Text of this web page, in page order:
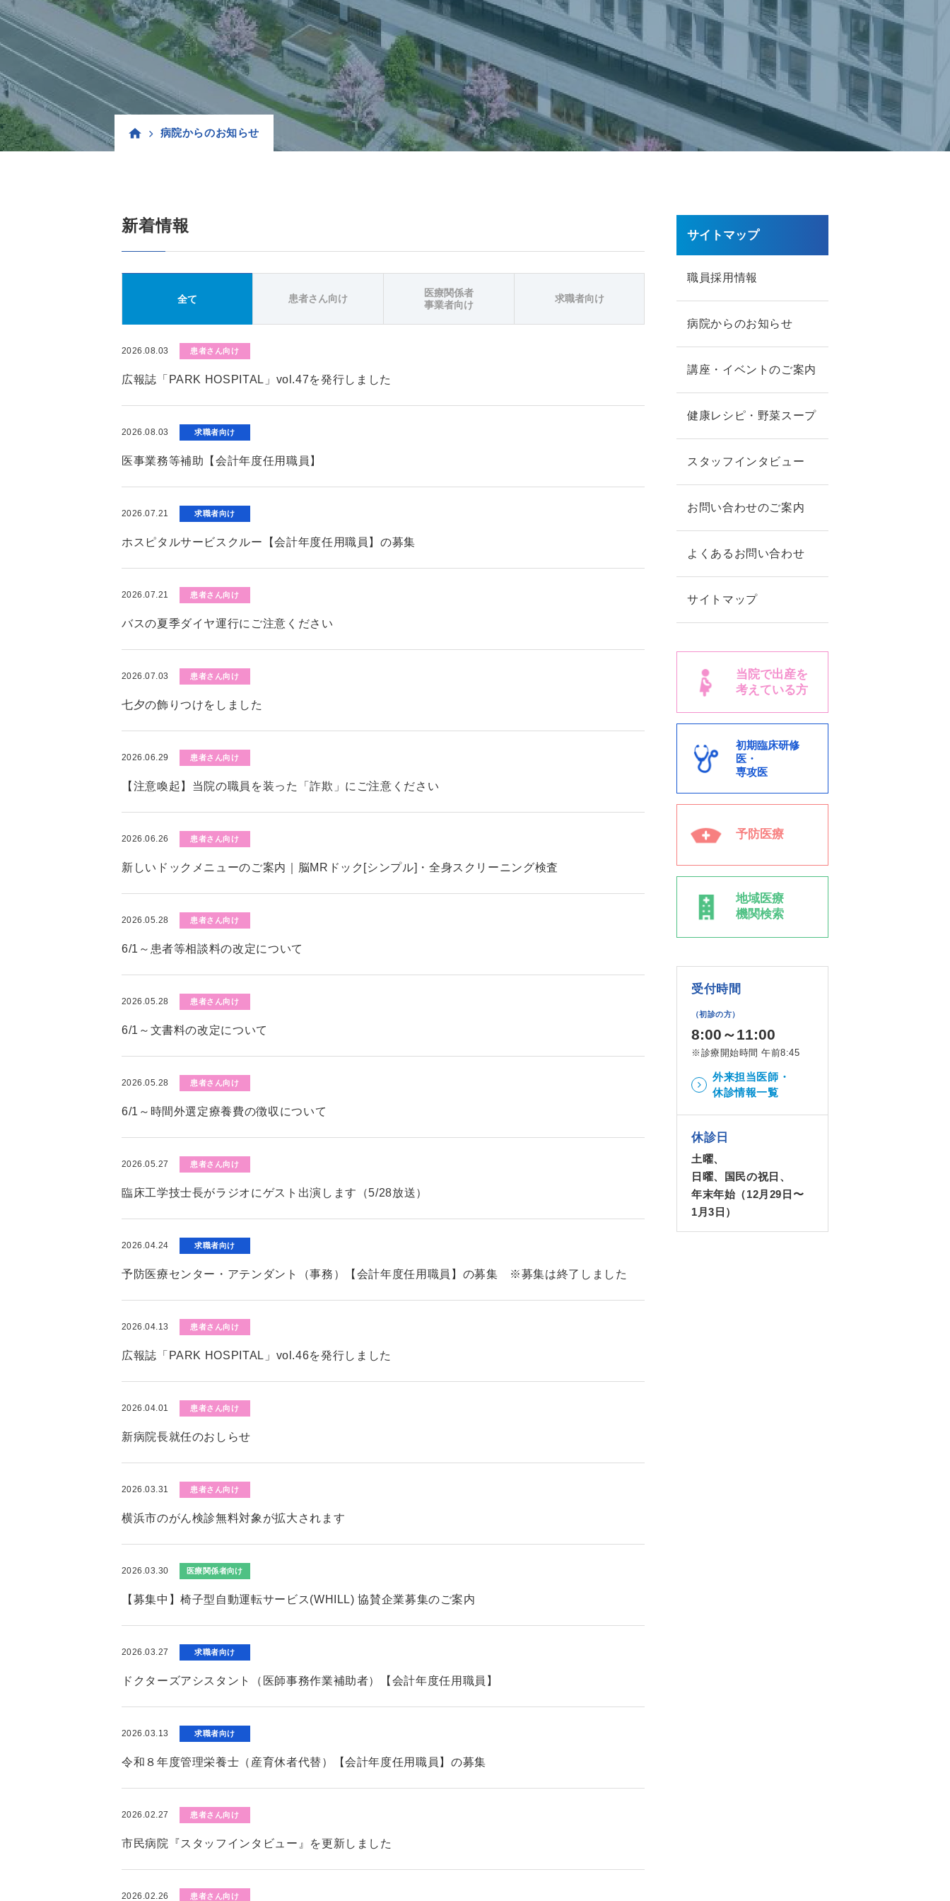
病院からのお知らせ
新着情報
全て 患者さん向け
医療関係者
事業者向け
求職者向け
2026.08.03 患者さん向け
広報誌「PARK HOSPITAL」vol.47を発行しました
2026.08.03 求職者向け
医事業務等補助【会計年度任用職員】
2026.07.21 求職者向け
ホスピタルサービスクルー【会計年度任用職員】の募集
2026.07.21 患者さん向け
バスの夏季ダイヤ運行にご注意ください
2026.07.03 患者さん向け
七夕の飾りつけをしました
2026.06.29 患者さん向け
【注意喚起】当院の職員を装った「詐欺」にご注意ください
2026.06.26 患者さん向け
新しいドックメニューのご案内｜脳MRドック[シンプル]・全身スクリーニング検査
2026.05.28 患者さん向け
6/1～患者等相談料の改定について
2026.05.28 患者さん向け
6/1～文書料の改定について
2026.05.28 患者さん向け
6/1～時間外選定療養費の徴収について
2026.05.27 患者さん向け
臨床工学技士長がラジオにゲスト出演します（5/28放送）
2026.04.24 求職者向け
予防医療センター・アテンダント（事務）【会計年度任用職員】の募集 ※募集は終了しました
2026.04.13 患者さん向け
広報誌「PARK HOSPITAL」vol.46を発行しました
2026.04.01 患者さん向け
新病院長就任のおしらせ
2026.03.31 患者さん向け
横浜市のがん検診無料対象が拡大されます
2026.03.30 医療関係者向け
【募集中】椅子型自動運転サービス(WHILL) 協賛企業募集のご案内
2026.03.27 求職者向け
ドクターズアシスタント（医師事務作業補助者）【会計年度任用職員】
2026.03.13 求職者向け
令和８年度管理栄養士（産育休者代替）【会計年度任用職員】の募集
2026.02.27 患者さん向け
市民病院『スタッフインタビュー』を更新しました
2026.02.26 患者さん向け
サイトマップ
職員採用情報
病院からのお知らせ
講座・イベントのご案内
健康レシピ・野菜スープ
スタッフインタビュー
お問い合わせのご案内
よくあるお問い合わせ
サイトマップ
当院で出産を
考えている方
初期臨床研修
医・
専攻医
予防医療
地域医療
機関検索
受付時間
（初診の方）
8:00～11:00
※診療開始時間 午前8:45
外来担当医師・
休診情報一覧
休診日
土曜、
日曜、国民の祝日、
年末年始（12月29日〜
1月3日）